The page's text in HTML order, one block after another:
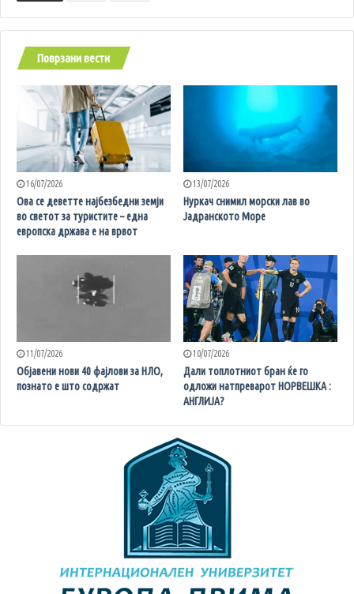
Поврзани вести
16/07/2026
Ова се деветте најбезбедни земји
во светот за туристите – една
европска држава е на врвот
13/07/2026
Нуркач снимил морски лав во
Јадранското Море
11/07/2026
Објавени нови 40 фајлови за НЛО,
познато е што содржат
10/07/2026
Дали топлотниот бран ќе го
одложи натпреварот НОРВЕШКА :
АНГЛИЈА?